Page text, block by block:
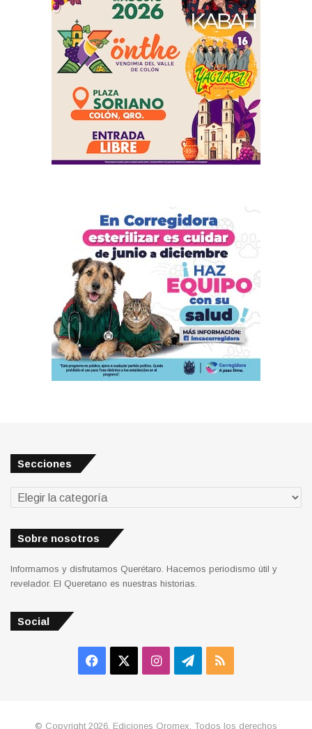
Secciones
Secciones
Sobre nosotros
Informamos y disfrutamos Querétaro. Hacemos periodismo útil y
revelador. El Queretano es nuestras historias.
Social
Facebook InstagramTelegram
RSS
© Copyright 2026, Ediciones Qromex. Todos los derechos